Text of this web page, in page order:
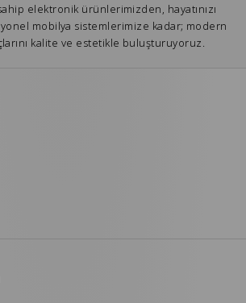
elektronik ürünlerimizden, hayatınızı
mobilya sistemlerimize kadar; modern
kalite ve estetikle buluşturuyoruz.